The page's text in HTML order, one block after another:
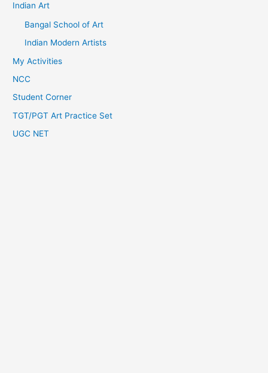
Indian Art
Bangal School of Art
Indian Modern Artists
My Activities
NCC
Student Corner
TGT/PGT Art Practice Set
UGC NET